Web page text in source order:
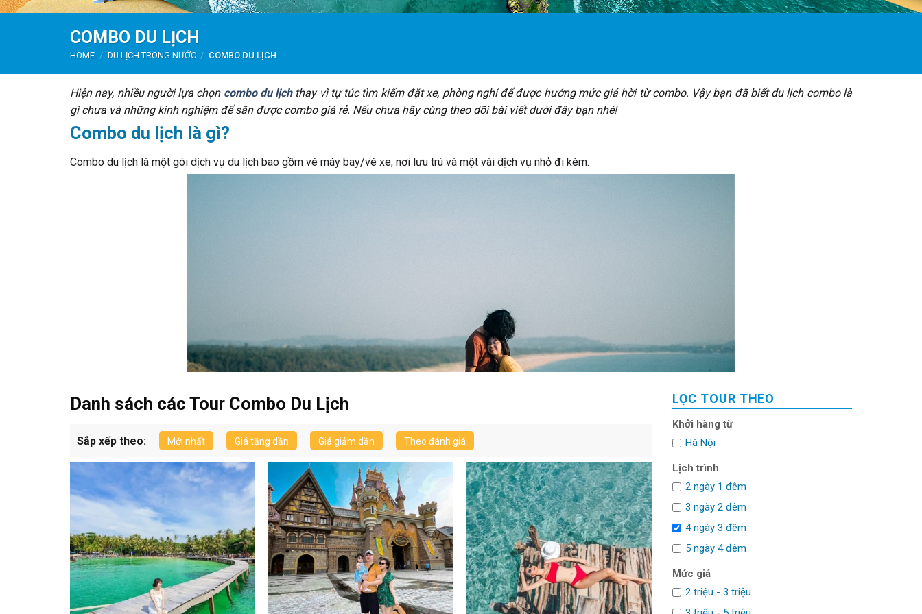
COMBO DU LỊCH
HOME / DU LỊCH TRONG NƯỚC / COMBO DU LỊCH
Hiện nay, nhiều người lựa chọn combo du lịchthay vì tự túc tìm kiếm đặt xe, phòng nghỉ để được hưởng mức giá hời từ combo. Vậy bạn đã biết du lịch combo là
gì chưa và những kinh nghiệm để săn được combo giá rẻ. Nếu chưa hãy cùng theo dõi bài viết dưới đây bạn nhé!
Combo du lịch là gì?
Combo du lịch là một gói dịch vụ du lịch bao gồm vé máy bay/vé xe, nơi lưu trú và một vài dịch vụ nhỏ đi kèm.
Tư vấn chương trình tour chỉ sau 15 phút hoặc gọi Hotline 0826 15 15 15
TƯ VẤN CHO TÔI 0826 15 15 15
Danh sách các Tour Combo Du Lịch
Sắp xếp theo: Mới nhất Giá tăng dần Giá giảm dần Theo đánh giá
LỌC TOUR THEO
Khởi hàng từ
Hà Nội
Lịch trình
2 ngày 1 đêm
3 ngày 2 đêm
4 ngày 3 đêm
5 ngày 4 đêm
Mức giá
2 triệu - 3 triệu